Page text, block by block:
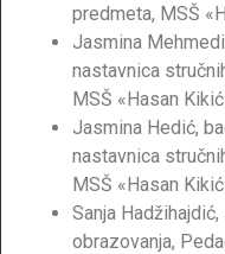
predmeta, MSŠ
Jasmina
nastavnica
MSŠ «Hasan
Jasmina Hedić,
nastavnica
MSŠ «Hasan
Sanja
obrazovanja,